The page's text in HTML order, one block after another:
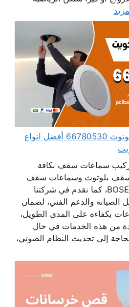
فني سماعات سقف بلوتوث 66780530 أفضل انواع
سماعات سقف بكافة
سقف بلوتوث وسماعات سقف
JPL وسماعات سقف BOSE، كما نقدم في شركتنا
الصيانة والدعم الفني، لضمان
بكفاءة على المدى الطويل،
من هذه الخدمات في حال
إلى تحديث النظام الصوتي،